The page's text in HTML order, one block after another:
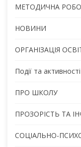
МЕТОДИЧНА
НОВИНИ
ОРГАНІЗАЦІЯ
Події та активності
ПРО ШКОЛУ
ПРОЗОРІСТЬ ТА
СОЦІАЛЬНО-